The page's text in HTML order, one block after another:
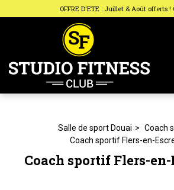
OFFRE D'ETE : Juillet & Août offerts
Salle de sport Douai
Coach
Coach sportif Flers-en-
Coach sportif Flers-
Panneau de gestion des cookies